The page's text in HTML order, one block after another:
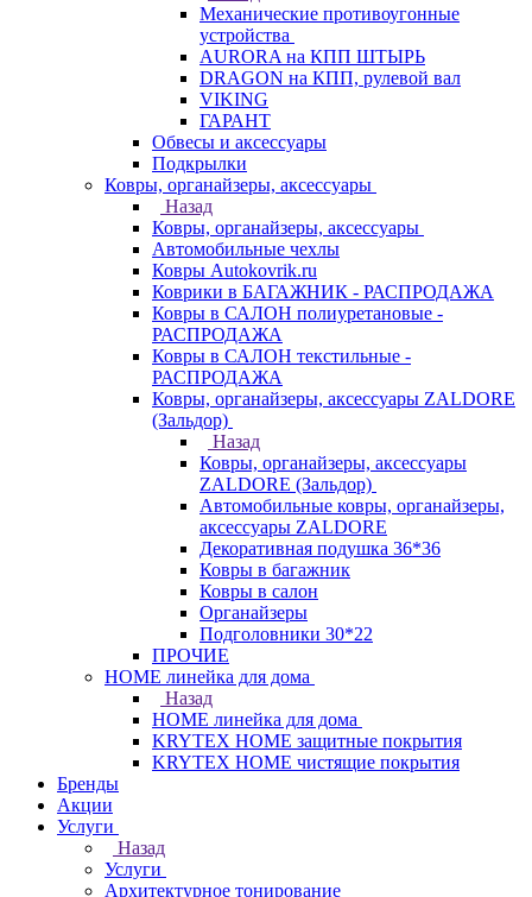
Механические противоугонные
устройства
AURORA на КПП ШТЫРЬ
DRAGON на КПП, рулевой вал
VIKING
ГАРАНТ
Обвесы и аксессуары
Подкрылки
Ковры, органайзеры, аксессуары
Назад
Ковры, органайзеры, аксессуары
Автомобильные чехлы
Ковры Autokovrik.ru
Коврики в БАГАЖНИК - РАСПРОДАЖА
Ковры в САЛОН полиуретановые -
РАСПРОДАЖА
Ковры в САЛОН текстильные -
РАСПРОДАЖА
Ковры, органайзеры, аксессуары ZALDORE
(Зальдор)
Назад
Ковры, органайзеры, аксессуары
ZALDORE (Зальдор)
Автомобильные ковры, органайзеры,
аксессуары ZALDORE
Декоративная подушка 36*36
Ковры в багажник
Ковры в салон
Органайзеры
Подголовники 30*22
ПРОЧИЕ
HOME линейка для дома
Назад
HOME линейка для дома
KRYTEX HOME защитные покрытия
KRYTEX HOME чистящие покрытия
Бренды
Акции
Услуги
Назад
Услуги
Архитектурное тонирование